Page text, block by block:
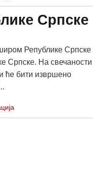
Српске
Републике Српске
Српске. На свечаности
ће бити извршено